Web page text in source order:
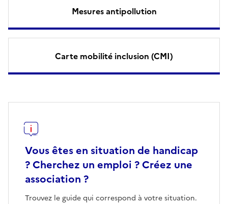
Mesures antipollution
Carte mobilité inclusion (CMI)
Vous êtes en situation de handicap
? Cherchez un emploi ? Créez une
association ?
Trouvez le guide qui correspond à votre situation.